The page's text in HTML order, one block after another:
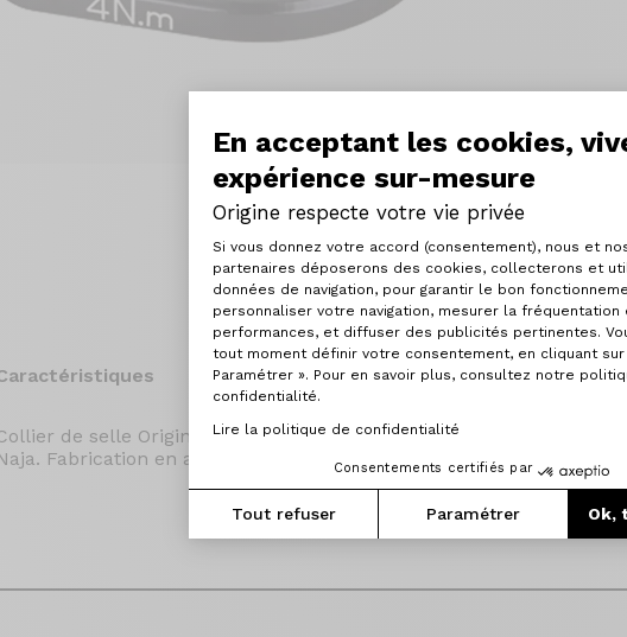
En acceptant les cookies,
expérience sur-mesure
Origine respecte votre vie privée
Plateforme de Gestion du
Si vous donnez votre accord (consentement), nous et
partenaires déposerons des cookies, collecterons et
données de navigation, pour garantir le bon
personnaliser votre navigation, mesurer la fréquentation
performances, et diffuser des publicités pertinentes.
tout moment définir votre consentement, en cliquant
Paramétrer ». Pour en savoir plus, consultez notre
confidentialité.
Lire la politique de confidentialité
Consentements certifiés par
Tout refuser Paramétrer Ok,
Axeptio consent
de selle Origine au standard 34.9 pour VTT Compatible avec
Fabrication en aluminium usiné dans la masse pour un